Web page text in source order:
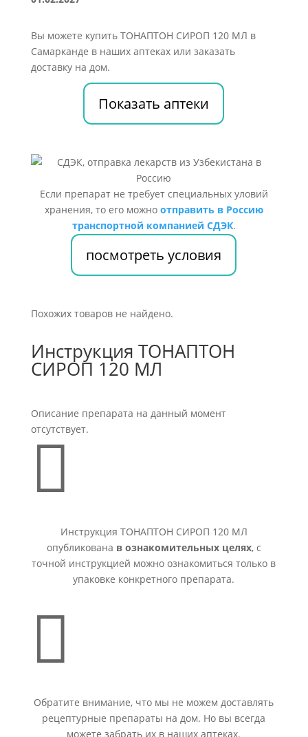
Вы можете купить ТОНАПТОН СИРОП 120 МЛ в
Самарканде в наших аптеках или заказать
доставку на дом.
Показать аптеки
Если препарат не требует специальных уловий
хранения, то его можно отправить в Россию
транспортной компанией СДЭК.
посмотреть условия
Похожих товаров не найдено.
Инструкция ТОНАПТОН
СИРОП 120 МЛ
Описание препарата на данный момент
отсутствует.

Инструкция ТОНАПТОН СИРОП 120 МЛ
опубликована в ознакомительных целях, с
точной инструкцией можно ознакомиться только в
упаковке конкретного препарата.

Обратите внимание, что мы не можем доставлять
рецептурные препараты на дом. Но вы всегда
можете забрать их в наших аптеках.